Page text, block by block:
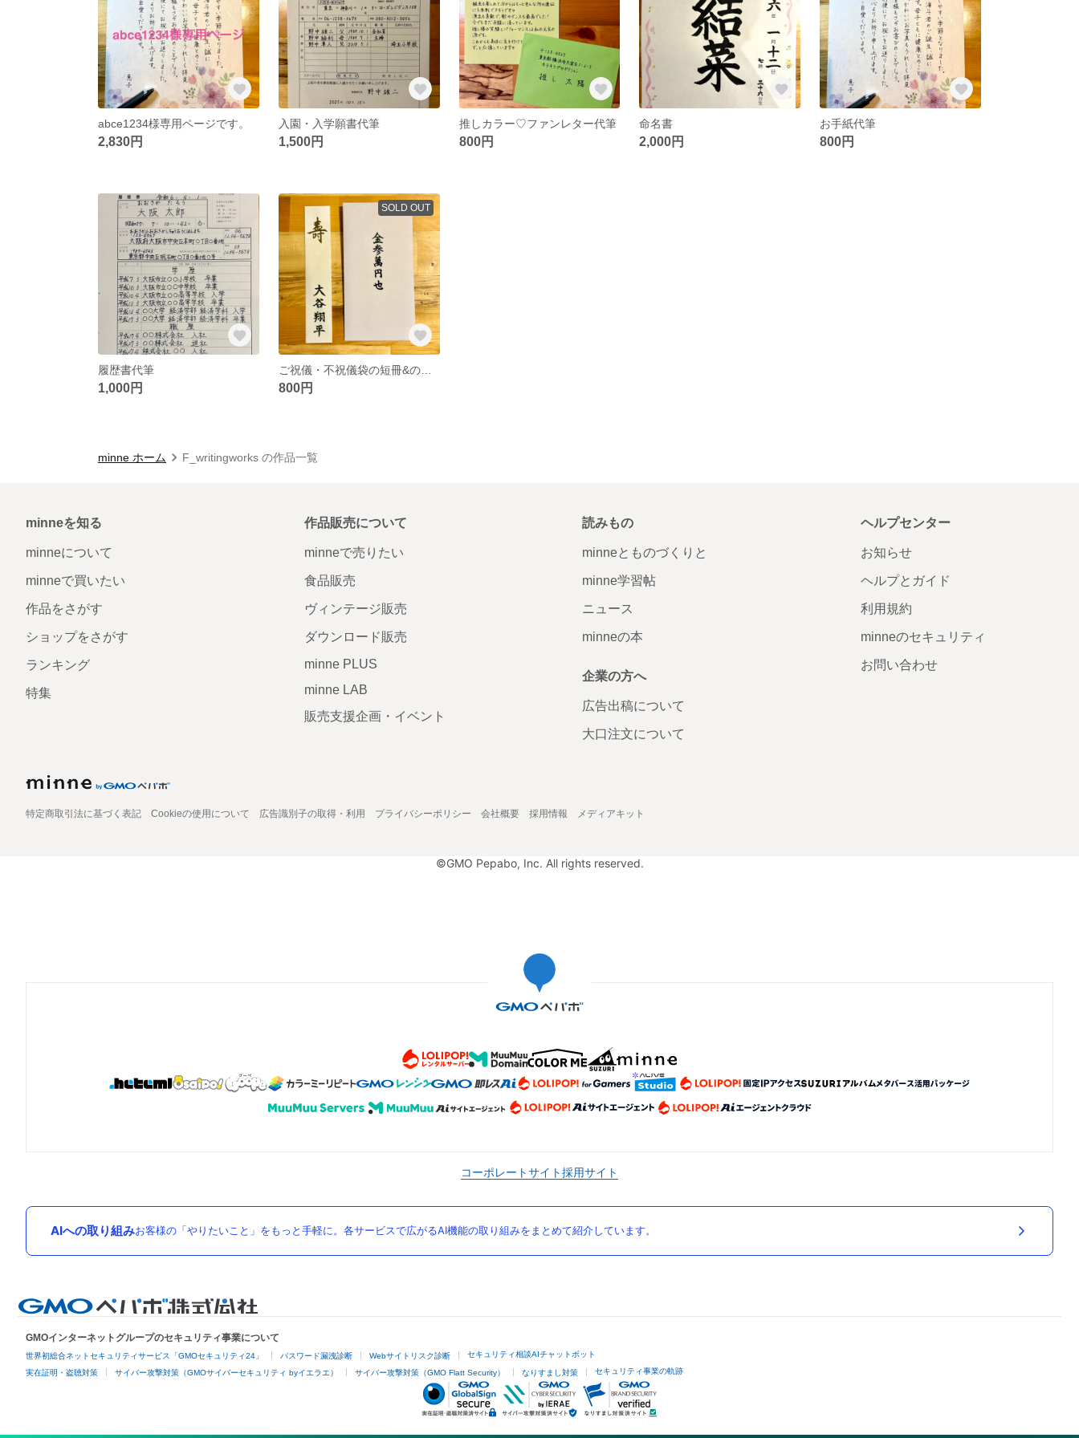
abce1234様専用ページです。
2,830円
入園・入学願書代筆
1,500円
推しカラー♡ファンレター代筆
800円
命名書
2,000円
お手紙代筆
800円
履歴書代筆
1,000円
SOLD OUT
ご祝儀・不祝儀袋の短冊&のし袋代筆
800円
minne ホーム F_writingworks の作品一覧
minneを知る
minneについて
minneで買いたい
作品をさがす
ショップをさがす
ランキング
特集
作品販売について
minneで売りたい
食品販売
ヴィンテージ販売
ダウンロード販売
minne PLUS
minne LAB
販売支援企画・イベント
読みもの
minneとものづくりと
minne学習帖
ニュース
minneの本
企業の方へ
広告出稿について
大口注文について
ヘルプセンター
お知らせ
ヘルプとガイド
利用規約
minneのセキュリティ
お問い合わせ
特定商取引法に基づく表記 Cookieの使用について 広告識別子の取得・利用 プライバシーポリシー 会社概要 採用情報 メディアキット
©GMO Pepabo, Inc. All rights reserved.
コーポレートサイト採用サイト
AIへの取り組みお客様の「やりたいこと」をもっと手軽に。各サービスで広がるAI機能の取り組みをまとめて紹介しています。
GMOインターネットグループのセキュリティ事業について
世界初総合ネットセキュリティサービス「GMOセキュリティ24」 パスワード漏洩診断 Webサイトリスク診断 セキュリティ相談AIチャットボット
実在証明・盗聴対策 サイバー攻撃対策（GMOサイバーセキュリティ byイエラエ） サイバー攻撃対策（GMO Flatt Security） なりすまし対策 セキュリティ事業の軌跡